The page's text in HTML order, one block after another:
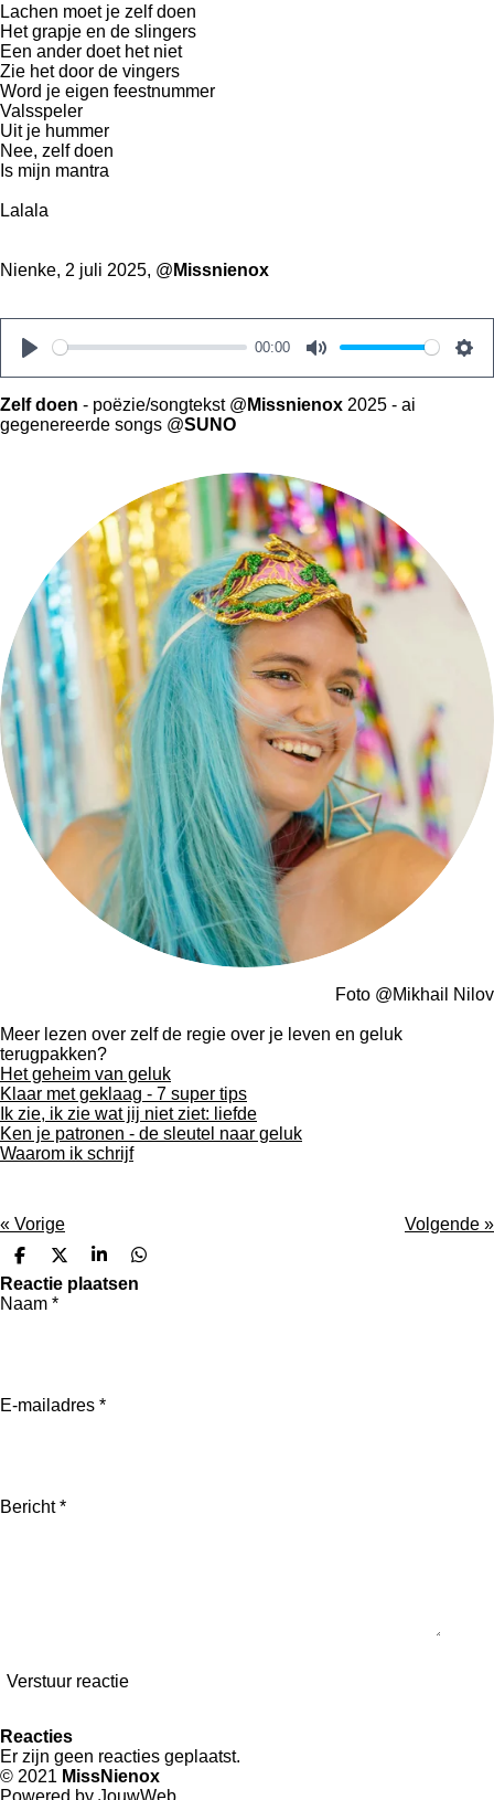
Lachen moet je zelf doen
Het grapje en de slingers
Een ander doet het niet
Zie het door de vingers
Word je eigen feestnummer
Valsspeler
Uit je hummer
Nee, zelf doen
Is mijn mantra
Lalala
Nienke, 2 juli 2025, @ Missnienox
P
l
a
00:00
M
u
S
Zelf doen - poëzie/songtekst @ Missnienox 2025 - ai
gegenereerde songs @SUNO
Foto @Mikhail Nilov
Meer lezen over zelf de regie over je leven en geluk
terugpakken?
Het geheim van geluk
Klaar met geklaag - 7 super tips
Ik zie, ik zie wat jij niet ziet: liefde
Ken je patronen - de sleutel naar geluk
Waarom ik schrijf
« Vorige Volgende »
D
e
l
e
D
e
e
S
h
D
e
Reactie plaatsen
Naam *
E-mailadres *
Bericht *
Verstuur reactie
Reacties
Er zijn geen reacties geplaatst.
© 2021 MissNienox
Powered by JouwWeb